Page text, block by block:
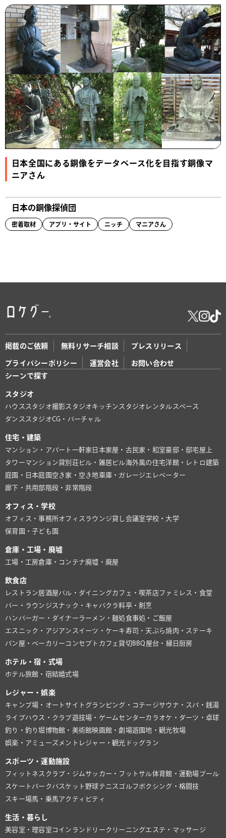
日本全国にある銅像をデータベース化を目指す銅像マ
ニアさん
日本の銅像探偵団
密着取材 アプリ・サイト ニッチ マニアさん
掲載のご依頼 無料リサーチ相談 プレスリリース
プライバシーポリシー 運営会社
お問い合わせ
シーンで探す
スタジオ
ハウススタジオ撮影スタジオキッチンスタジオ レンタルスペース
ダンススタジオCG・バーチャル
住宅・建築
マンション・アパート 一軒家 日本家屋・古民家・和室豪邸・邸宅屋上
タワーマンション貸別荘ビル・雑居ビル海外風の住宅洋館・レトロ建築
庭園・日本庭園 空き家・空き地 車庫・ガレージ エレベーター
廊下・共用部階段・非常階段
オフィス・学校
オフィス・事務所オフィスラウンジ貸し会議室学校・大学
保育園・子ども園
倉庫・工場・廃墟
工場・工房倉庫・コンテナ廃墟・廃屋
飲食店
レストラン居酒屋バル・ダイニングカフェ・喫茶店ファミレス・食堂
バー・ラウンジ スナック・キャバクラ料亭・割烹
ハンバーガー・ダイナーラーメン・麺処食事処・ご飯屋
エスニック・アジアン スイーツ・ケーキ寿司・天ぷら焼肉・ステーキ
パン屋・ベーカリー コンセプトカフェ貸切BBQ 屋台・縁日 厨房
ホテル・宿・式場
ホテル旅館・宿結婚式場
レジャー・娯楽
キャンプ場・オートサイト グランピング・コテージサウナ・スパ・銭湯
ライブハウス・クラブ遊技場・ゲームセンターカラオケ・ダーツ・卓球
釣り・釣り堀博物館・美術館映画館・劇場遊園地・観光牧場
娯楽・アミューズメント レジャー・観光 ドッグラン
スポーツ・運動施設
フィットネスクラブ・ジム サッカー・フットサル体育館・運動場プール
スケートパーク バスケット 野球テニス ゴルフ ボクシング・格闘技
スキー場馬・乗馬アクティビティ
生活・暮らし
美容室・理容室 コインランドリー クリーニングエステ・マッサージ